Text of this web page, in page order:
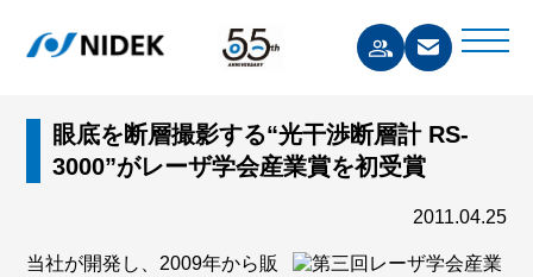
眼底を断層撮影する“光干渉断層計 RS-
3000”がレーザ学会産業賞を初受賞
2011.04.25
当社が開発し、2009年から販